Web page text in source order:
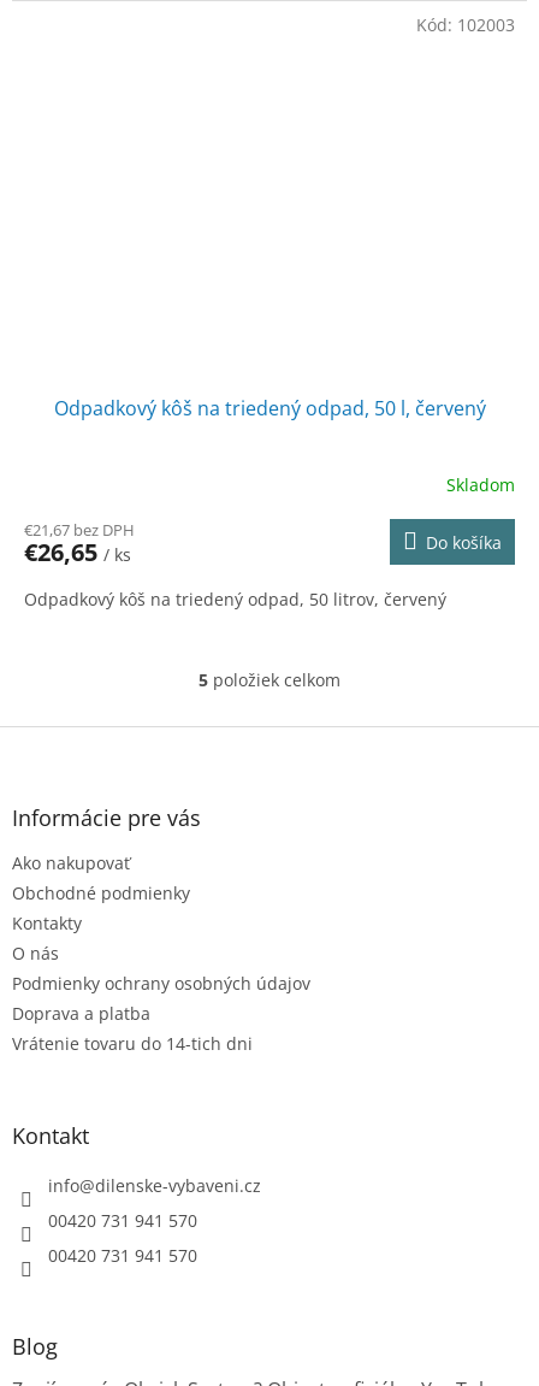
Odpadkový kôš na triedený odpad, 50 l, červený
Skladom
€21,67 bez DPH
€26,65 / ks
Do košíka
Odpadkový kôš na triedený odpad, 50 litrov, červený
Kód: 102003
O
l
y
5 položiek celkom
Z
Informácie pre vás
Ako nakupovať
Obchodné podmienky
Kontakty
O nás
Podmienky ochrany osobných údajov
Doprava a platba
Vrátenie tovaru do 14-tich dni
Kontakt
info@dilenske-vybaveni.cz
00420 731 941 570
00420 731 941 570
Blog